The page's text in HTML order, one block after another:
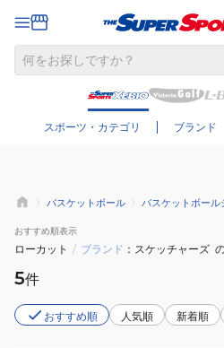
スポーツ・カテゴリ ブランド
さらに絞
バスケットボール バスケットボール
おすすめ順表示
ローカット / ブランド スケッチャーズ
5件
おすすめ順 人気順 新着順